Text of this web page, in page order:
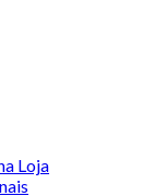
Loja